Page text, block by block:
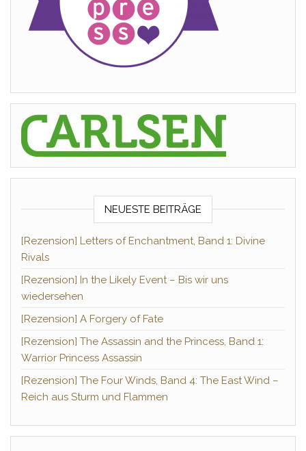
NEUESTE BEITRÄGE
[Rezension] Letters of Enchantment, Band 1: Divine
Rivals
[Rezension] In the Likely Event – Bis wir uns
wiedersehen
[Rezension] A Forgery of Fate
[Rezension] The Assassin and the Princess, Band 1:
Warrior Princess Assassin
[Rezension] The Four Winds, Band 4: The East Wind –
Reich aus Sturm und Flammen